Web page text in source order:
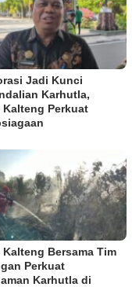
Jadi Kunci
Karhutla,
Kalteng Perkuat
Bersama Tim
Perkuat
Karhutla di